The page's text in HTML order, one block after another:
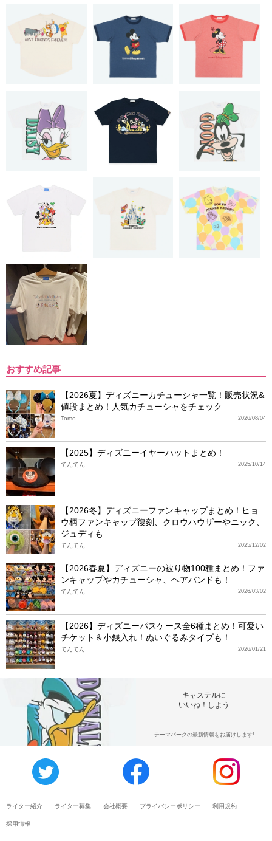
おすすめ記事
【2026夏】ディズニーカチューシャ一覧！販売状況&
値段まとめ！人気カチューシャをチェック
2026/08/04
Tomo
【2025】ディズニーイヤーハットまとめ！
2025/10/14
てんてん
【2026冬】ディズニーファンキャップまとめ！ヒョ
ウ柄ファンキャップ復刻、クロウハウザーやニック、
ジュディも
2025/12/02
てんてん
【2026春夏】ディズニーの被り物100種まとめ！ファ
ンキャップやカチューシャ、ヘアバンドも！
2026/03/02
てんてん
【2026】ディズニーパスケース全6種まとめ！可愛い
チケット＆小銭入れ！ぬいぐるみタイプも！
2026/01/21
てんてん
キャステルに
いいね！しよう
テーマパークの最新情報をお届けします!
ライター紹介 ライター募集 会社概要 プライバシーポリシー 利用規約
採用情報